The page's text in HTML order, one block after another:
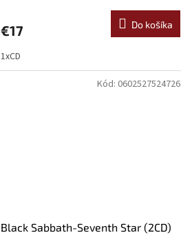
€17 Do košíka
1xCD
Black Sabbath-Seventh Star (2CD)
Kód: 0602527524726